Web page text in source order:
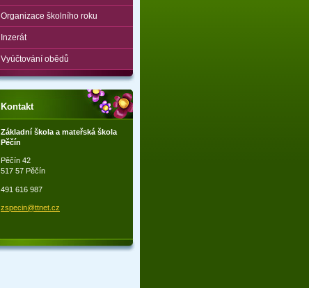
Organizace školního roku
Inzerát
Vyúčtování obědů
Kontakt
Základní škola a mateřská škola
Pěčín
Pěčín 42
517 57 Pěčín
491 616 987
zspecin@ttnet.cz